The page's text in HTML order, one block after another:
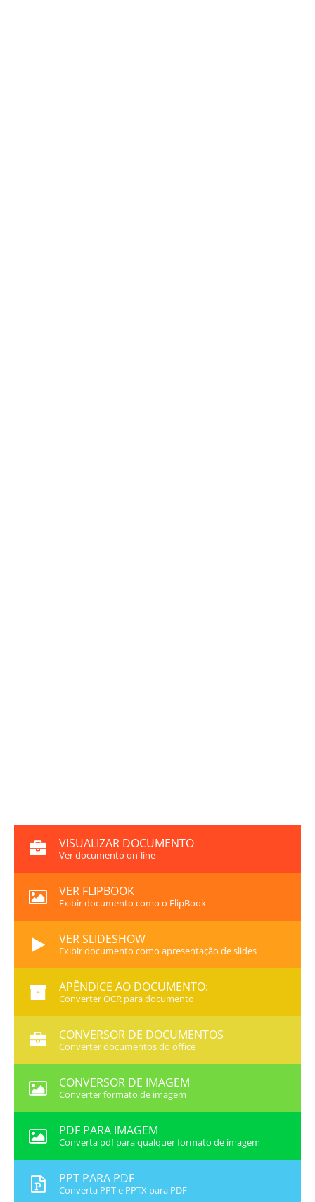
VISUALIZAR DOCUMENTO
Ver documento on-line
VER FLIPBOOK
Exibir documento como o FlipBook
VER SLIDESHOW
Exibir documento como apresentação de slides
APÊNDICE AO DOCUMENTO:
Converter OCR para documento
CONVERSOR DE DOCUMENTOS
Converter documentos do office
CONVERSOR DE IMAGEM
Converter formato de imagem
PDF PARA IMAGEM
Converta pdf para qualquer formato de imagem
PPT PARA PDF
Converta PPT e PPTX para PDF